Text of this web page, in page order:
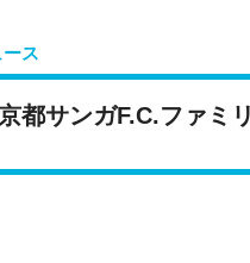
ース
サンガF.C.ファミ